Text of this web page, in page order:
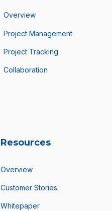
Overview
Project Management
Project Tracking
Collaboration
Resources
Overview
Customer Stories
Whitepaper